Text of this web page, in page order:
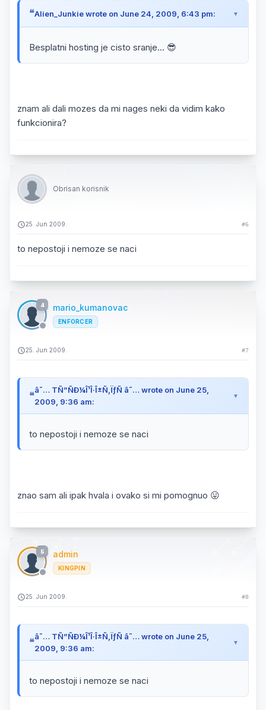
Alien_Junkie wrote on June 24, 2009, 6:43 pm:
Besplatni hosting je cisto sranje... 😎
znam ali dali mozes da mi nages neki da vidim kako
funkcionira?
Obrisan korisnik
25. Jun 2009. #6
to nepostoji i nemoze se naci
4 mario_kumanovac
ENFORCER
25. Jun 2009. #7
â˜… TÑ”ÑÐ¼Î¹Î·Î±Ñ‚ÏƒÑ â˜… wrote on June 25,
2009, 9:36 am:
to nepostoji i nemoze se naci
znao sam ali ipak hvala i ovako si mi pomognuo 😛
5 admin
KINGPIN
25. Jun 2009. #8
â˜… TÑ”ÑÐ¼Î¹Î·Î±Ñ‚ÏƒÑ â˜… wrote on June 25,
2009, 9:36 am:
to nepostoji i nemoze se naci